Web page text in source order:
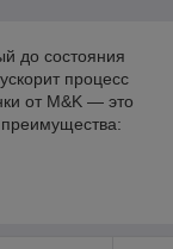
до состояния
процесс
от M&K — это